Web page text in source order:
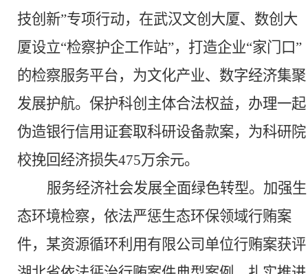
技创新”专项行动，在武汉文创大厦、数创大
厦设立“检察护企工作站”，打造企业“家门口”
的检察服务平台，为文化产业、数字经济集聚
发展护航。保护科创主体合法权益，办理一起
伪造银行信用证套取科研设备款案，为科研院
校挽回经济损失475万余元。
服务经济社会发展全面绿色转型。 加强生
态环境检察，依法严惩生态环保领域行贿案
件，某资源循环利用有限公司单位行贿案获评